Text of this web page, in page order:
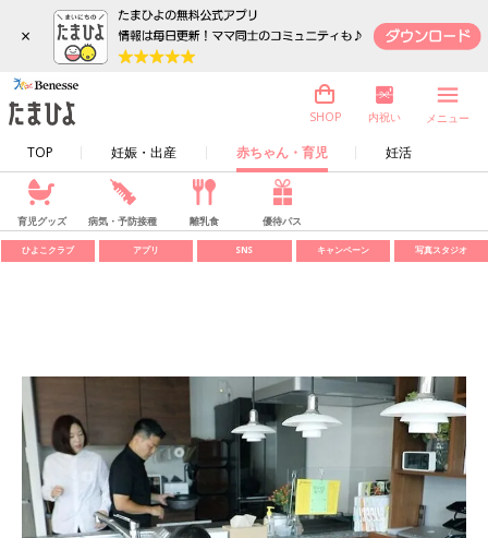
×
TOP 妊娠・出産 赤ちゃん・育児 妊活
SHOP 内祝い メニュー
育児グッズ 病気・予防接種 離乳食 優待パス
ひよこクラブ アプリ SNS キャンペーン 写真スタジオ